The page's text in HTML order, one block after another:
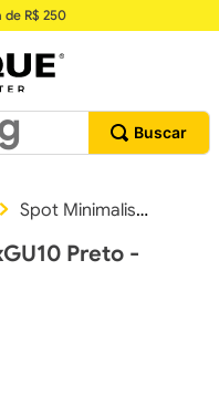
R$ 250
Spot Minimalist Triplo 3xGU10 Preto - AVANT
Preto -